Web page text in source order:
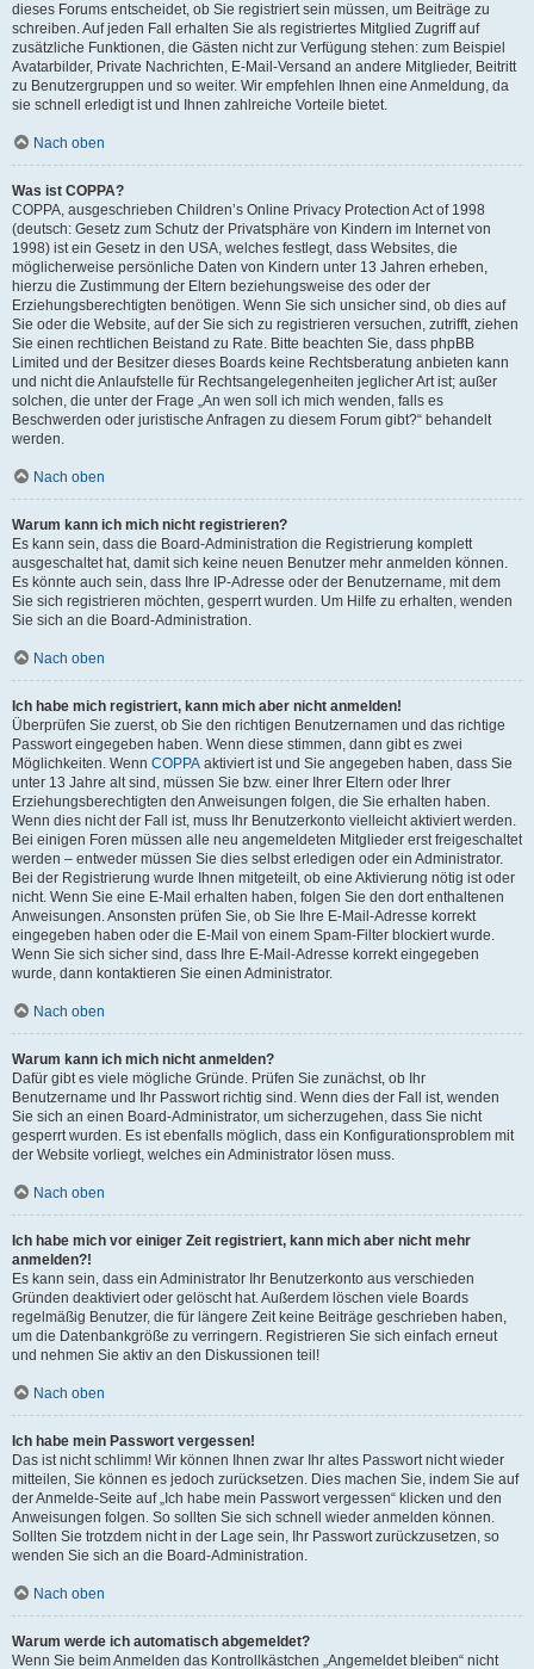
dieses Forums entscheidet, ob Sie registriert sein müssen, um Beiträge zu
schreiben. Auf jeden Fall erhalten Sie als registriertes Mitglied Zugriff auf
zusätzliche Funktionen, die Gästen nicht zur Verfügung stehen: zum Beispiel
Avatarbilder, Private Nachrichten, E-Mail-Versand an andere Mitglieder, Beitritt
zu Benutzergruppen und so weiter. Wir empfehlen Ihnen eine Anmeldung, da
sie schnell erledigt ist und Ihnen zahlreiche Vorteile bietet.
Nach oben
Was ist COPPA?
COPPA, ausgeschrieben Children’s Online Privacy Protection Act of 1998
(deutsch: Gesetz zum Schutz der Privatsphäre von Kindern im Internet von
1998) ist ein Gesetz in den USA, welches festlegt, dass Websites, die
möglicherweise persönliche Daten von Kindern unter 13 Jahren erheben,
hierzu die Zustimmung der Eltern beziehungsweise des oder der
Erziehungsberechtigten benötigen. Wenn Sie sich unsicher sind, ob dies auf
Sie oder die Website, auf der Sie sich zu registrieren versuchen, zutrifft, ziehen
Sie einen rechtlichen Beistand zu Rate. Bitte beachten Sie, dass phpBB
Limited und der Besitzer dieses Boards keine Rechtsberatung anbieten kann
und nicht die Anlaufstelle für Rechtsangelegenheiten jeglicher Art ist; außer
solchen, die unter der Frage „An wen soll ich mich wenden, falls es
Beschwerden oder juristische Anfragen zu diesem Forum gibt?“ behandelt
werden.
Nach oben
Warum kann ich mich nicht registrieren?
Es kann sein, dass die Board-Administration die Registrierung komplett
ausgeschaltet hat, damit sich keine neuen Benutzer mehr anmelden können.
Es könnte auch sein, dass Ihre IP-Adresse oder der Benutzername, mit dem
Sie sich registrieren möchten, gesperrt wurden. Um Hilfe zu erhalten, wenden
Sie sich an die Board-Administration.
Nach oben
Ich habe mich registriert, kann mich aber nicht anmelden!
Überprüfen Sie zuerst, ob Sie den richtigen Benutzernamen und das richtige
Passwort eingegeben haben. Wenn diese stimmen, dann gibt es zwei
Möglichkeiten. Wenn COPPA aktiviert ist und Sie angegeben haben, dass Sie
unter 13 Jahre alt sind, müssen Sie bzw. einer Ihrer Eltern oder Ihrer
Erziehungsberechtigten den Anweisungen folgen, die Sie erhalten haben.
Wenn dies nicht der Fall ist, muss Ihr Benutzerkonto vielleicht aktiviert werden.
Bei einigen Foren müssen alle neu angemeldeten Mitglieder erst freigeschaltet
werden – entweder müssen Sie dies selbst erledigen oder ein Administrator.
Bei der Registrierung wurde Ihnen mitgeteilt, ob eine Aktivierung nötig ist oder
nicht. Wenn Sie eine E-Mail erhalten haben, folgen Sie den dort enthaltenen
Anweisungen. Ansonsten prüfen Sie, ob Sie Ihre E-Mail-Adresse korrekt
eingegeben haben oder die E-Mail von einem Spam-Filter blockiert wurde.
Wenn Sie sich sicher sind, dass Ihre E-Mail-Adresse korrekt eingegeben
wurde, dann kontaktieren Sie einen Administrator.
Nach oben
Warum kann ich mich nicht anmelden?
Dafür gibt es viele mögliche Gründe. Prüfen Sie zunächst, ob Ihr
Benutzername und Ihr Passwort richtig sind. Wenn dies der Fall ist, wenden
Sie sich an einen Board-Administrator, um sicherzugehen, dass Sie nicht
gesperrt wurden. Es ist ebenfalls möglich, dass ein Konfigurationsproblem mit
der Website vorliegt, welches ein Administrator lösen muss.
Nach oben
Ich habe mich vor einiger Zeit registriert, kann mich aber nicht mehr
anmelden?!
Es kann sein, dass ein Administrator Ihr Benutzerkonto aus verschieden
Gründen deaktiviert oder gelöscht hat. Außerdem löschen viele Boards
regelmäßig Benutzer, die für längere Zeit keine Beiträge geschrieben haben,
um die Datenbankgröße zu verringern. Registrieren Sie sich einfach erneut
und nehmen Sie aktiv an den Diskussionen teil!
Nach oben
Ich habe mein Passwort vergessen!
Das ist nicht schlimm! Wir können Ihnen zwar Ihr altes Passwort nicht wieder
mitteilen, Sie können es jedoch zurücksetzen. Dies machen Sie, indem Sie auf
der Anmelde-Seite auf „Ich habe mein Passwort vergessen“ klicken und den
Anweisungen folgen. So sollten Sie sich schnell wieder anmelden können.
Sollten Sie trotzdem nicht in der Lage sein, Ihr Passwort zurückzusetzen, so
wenden Sie sich an die Board-Administration.
Nach oben
Warum werde ich automatisch abgemeldet?
Wenn Sie beim Anmelden das Kontrollkästchen „Angemeldet bleiben“ nicht